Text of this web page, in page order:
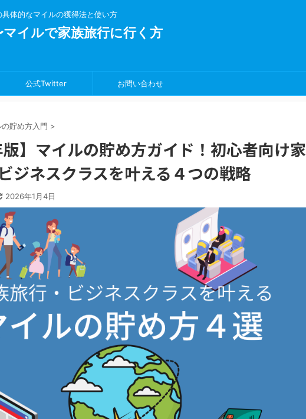
体的なマイルの獲得法と使い方
イルで家族旅行に行く方
公式Twitter お問い合わせ
貯め方入門 >
版】マイルの貯め方ガイド！初心者向け家
ジネスクラスを叶える４つの戦略
2026年1月4日